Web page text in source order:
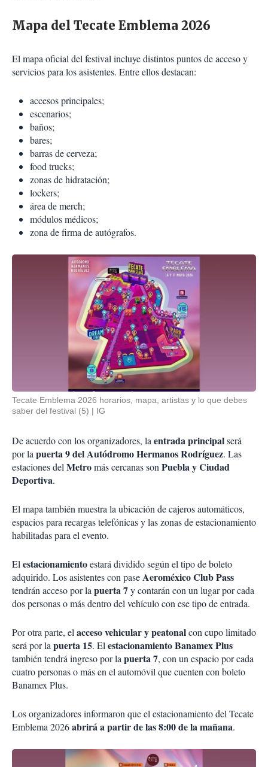
Mapa del Tecate Emblema 2026
El mapa oficial del festival incluye distintos puntos de acceso y
servicios para los asistentes. Entre ellos destacan:
accesos principales;
escenarios;
baños;
bares;
barras de cerveza;
food trucks;
zonas de hidratación;
lockers;
área de merch;
módulos médicos;
zona de firma de autógrafos.
Tecate Emblema 2026 horarios, mapa, artistas y lo que debes
saber del festival (5)
IG
De acuerdo con los organizadores, laentrada principalserá
por lapuerta 9 del Autódromo Hermanos Rodríguez. Las
estaciones delMetromás cercanas sonPuebla y Ciudad
Deportiva.
El mapa también muestra la ubicación de cajeros automáticos,
espacios para recargas telefónicas y las zonas de estacionamiento
habilitadas para el evento.
Elestacionamientoestará dividido según el tipo de boleto
adquirido. Los asistentes con paseAeroméxico Club Pass
tendrán acceso por lapuerta 7y contarán con un lugar por cada
dos personas o más dentro del vehículo con ese tipo de entrada.
Por otra parte, elacceso vehicular y peatonalcon cupo limitado
será por lapuerta 15. Elestacionamiento Banamex Plus
también tendrá ingreso por lapuerta 7, con un espacio por cada
cuatro personas o más en el automóvil que cuenten con boleto
Banamex Plus.
Los organizadores informaron que el estacionamiento del Tecate
Emblema 2026abrirá a partir de las 8:00 de la mañana.